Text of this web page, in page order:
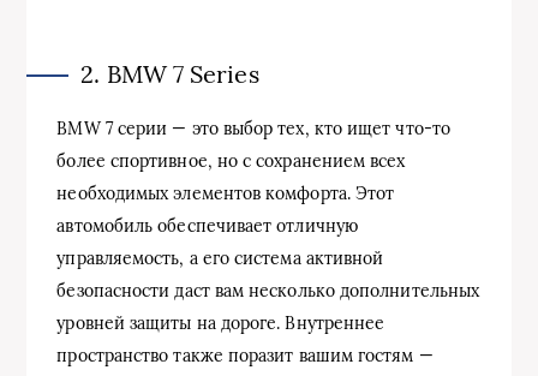
2. BMW 7 Series
BMW 7 серии — это выбор тех, кто ищет что-то
более спортивное, но с сохранением всех
необходимых элементов комфорта. Этот
автомобиль обеспечивает отличную
управляемость, а его система активной
безопасности даст вам несколько дополнительных
уровней защиты на дороге. Внутреннее
пространство также поразит вашим гостям —